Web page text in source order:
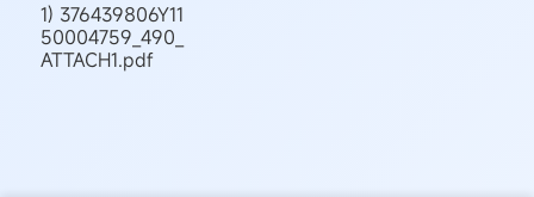
1) 376439806Y11
50004759_490_
ATTACH1.pdf